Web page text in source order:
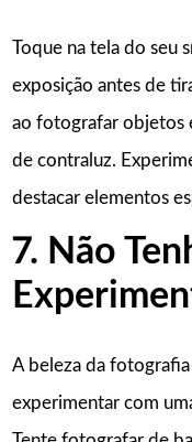
Toque na tela do seu
exposição antes de
ao fotografar objetos
de contraluz.
destacar elementos
7. Não
A beleza da
experimentar com